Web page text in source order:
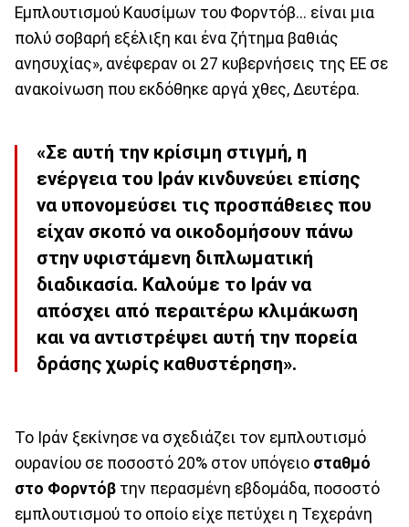
Εμπλουτισμού Καυσίμων του Φορντόβ... είναι μια
πολύ σοβαρή εξέλιξη και ένα ζήτημα βαθιάς
ανησυχίας», ανέφεραν οι 27 κυβερνήσεις της ΕΕ σε
ανακοίνωση που εκδόθηκε αργά χθες, Δευτέρα.
«Σε αυτή την κρίσιμη στιγμή, η
ενέργεια του Ιράν κινδυνεύει επίσης
να υπονομεύσει τις προσπάθειες που
είχαν σκοπό να οικοδομήσουν πάνω
στην υφιστάμενη διπλωματική
διαδικασία. Καλούμε το Ιράν να
απόσχει από περαιτέρω κλιμάκωση
και να αντιστρέψει αυτή την πορεία
δράσης χωρίς καθυστέρηση».
Το Ιράν ξεκίνησε να σχεδιάζει τον εμπλουτισμό
ουρανίου σε ποσοστό 20% στον υπόγειο σταθμό
στο Φορντόβ την περασμένη εβδομάδα, ποσοστό
εμπλουτισμού το οποίο είχε πετύχει η Τεχεράνη